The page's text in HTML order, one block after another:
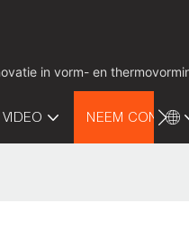
in vorm- en
VIDEO NEEM